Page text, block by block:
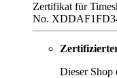
Zertifikat für
No.
Dieser Shop